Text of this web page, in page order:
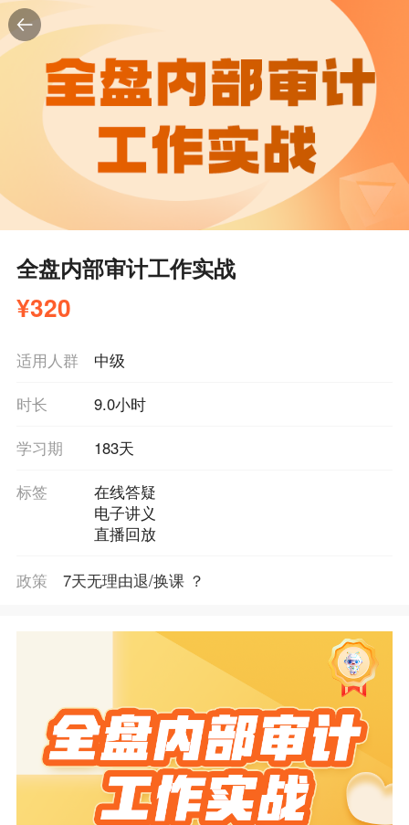
全盘内部审计工作实战
¥320
适用人群
中级
时长
9.0小时
学习期
183天
标签
在线答疑
电子讲义
直播回放
政策 7天无理由退/换课 ？